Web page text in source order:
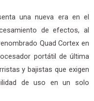
una nueva era en el
de efectos, al
Quad Cortex en
portátil de última
y bajistas que exigen
de uso en un solo